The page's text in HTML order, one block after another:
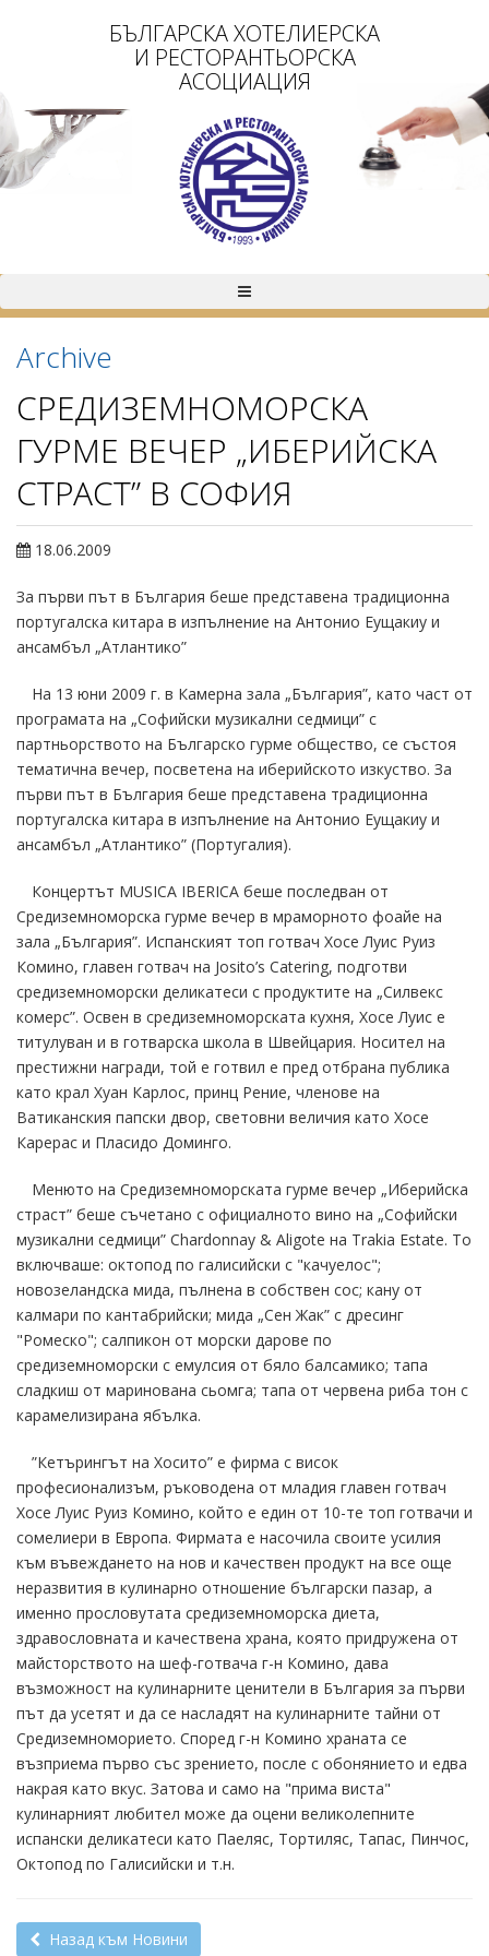
БЪЛГАРСКА ХОТЕЛИЕРСКА
И РЕСТОРАНТЬОРСКА
АСОЦИАЦИЯ
Archive
СРЕДИЗЕМНОМОРСКА
ГУРМЕ ВЕЧЕР „ИБЕРИЙСКА
СТРАСТ” В СОФИЯ
18.06.2009
За първи път в България беше представена традиционна
португалска китара в изпълнение на Антонио Еущакиу и
ансамбъл „Атлантико”
На 13 юни 2009 г. в Камерна зала „България”, като част от
програмата на „Софийски музикални седмици” с
партньорството на Българско гурме общество, се състоя
тематична вечер, посветена на иберийското изкуство. За
първи път в България беше представена традиционна
португалска китара в изпълнение на Антонио Еущакиу и
ансамбъл „Атлантико” (Португалия).
Концертът MUSICA IBERICA беше последван от
Средиземноморска гурме вечер в мраморното фоайе на
зала „България”. Испанският топ готвач Хосе Луис Руиз
Комино, главен готвач на Josito’s Catering, подготви
средиземноморски деликатеси с продуктите на „Силвекс
комерс”. Освен в средиземноморската кухня, Хосе Луис е
титулуван и в готварска школа в Швейцария. Носител на
престижни награди, той е готвил е пред отбрана публика
като крал Хуан Карлос, принц Рение, членове на
Ватиканския папски двор, световни величия като Хосе
Карерас и Пласидо Доминго.
Менюто на Средиземноморската гурме вечер „Иберийска
страст” беше съчетано с официалното вино на „Софийски
музикални седмици” Chardonnay & Aligote на Trakia Estate. То
включваше: октопод по галисийски с "качуелос";
новозеландска мида, пълнена в собствен сос; кану от
калмари по кантабрийски; мида „Сен Жак” с дресинг
"Ромеско"; салпикон от морски дарове по
средиземноморски с емулсия от бяло балсамико; тапа
сладкиш от маринована сьомга; тапа от червена риба тон с
карамелизирана ябълка.
”Кетърингът на Хосито” е фирма с висок
професионализъм, ръководена от младия главен готвач
Хосе Луис Руиз Комино, който е един от 10-те топ готвачи и
сомелиери в Европа. Фирмата е насочила своите усилия
към въвеждането на нов и качествен продукт на все още
неразвития в кулинарно отношение български пазар, а
именно прословутата средиземноморска диета,
здравословната и качествена храна, която придружена от
майсторството на шеф-готвача г-н Комино, дава
възможност на кулинарните ценители в България за първи
път да усетят и да се насладят на кулинарните тайни от
Средиземноморието. Според г-н Комино храната се
възприема първо със зрението, после с обонянието и едва
накрая като вкус. Затова и само на "прима виста"
кулинарният любител може да оцени великолепните
испански деликатеси като Паеляс, Тортиляс, Тапас, Пинчос,
Октопод по Галисийски и т.н.
Назад към Новини